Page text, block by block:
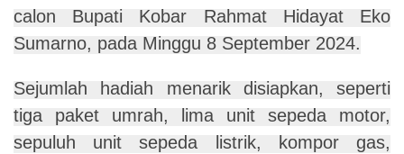
calon Bupati Kobar Rahmat Hidayat Eko
Sumarno, pada Minggu 8 September 2024.
Sejumlah hadiah menarik disiapkan, seperti
tiga paket umrah, lima unit sepeda motor,
sepuluh unit sepeda listrik, kompor gas,